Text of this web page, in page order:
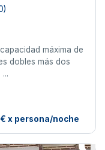
máxima de
dobles más dos
x persona/noche